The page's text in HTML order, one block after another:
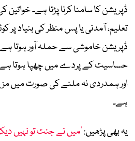
ڈپریشن کا سامنا کرنا پڑتا ہے۔
تعلیم، آمدنی یا پس منظر کی بنیاد پر
ڈپریشن خاموشی سے حملہ آور ہوتا ہے،
حساسیت کے پردے میں چھپا ہوتا ہے،
اور ہمدردی نہ ملنے کی صورت میں
ہے۔
یہ بھی پڑھیں:’میں نے جنت تو نہیں